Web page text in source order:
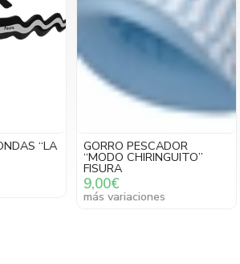
“LA GORRO PESCADOR
“MODO CHIRINGUITO”
FISURA
9,00€
más variaciones